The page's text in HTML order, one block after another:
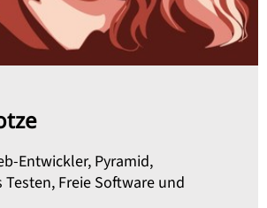
Entwickler, Pyramid,
Freie Software und